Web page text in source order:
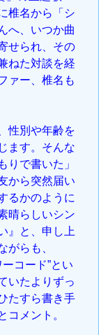
椎名から「シ
へ、いつか曲
せられ、その
ねた対談を経
ァー、椎名も
性別や年齢を
ます。そんな
りで書いた」
から突然届い
るかのように
晴らしいシン
』と、申し上
がらも、
ーコード”とい
いたよりずっ
たすら書き手
コメント。